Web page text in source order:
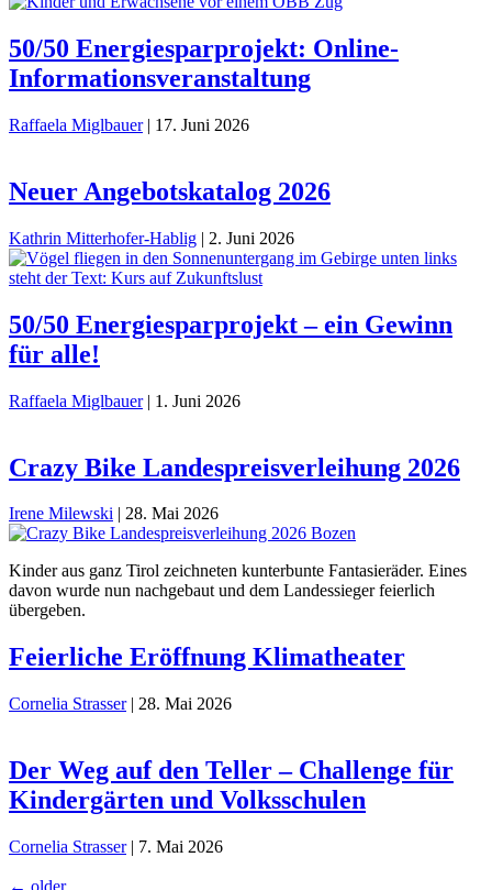
50/50 Energiesparprojekt: Online-
Informationsveranstaltung
Raffaela Miglbauer | 17. Juni 2026
Neuer Angebotskatalog 2026
Kathrin Mitterhofer-Hablig | 2. Juni 2026
50/50 Energiesparprojekt – ein Gewinn
für alle!
Raffaela Miglbauer | 1. Juni 2026
Crazy Bike Landespreisverleihung 2026
Irene Milewski 28. Mai 2026
Kinder aus ganz Tirol zeichneten kunterbunte Fantasieräder. Eines
davon wurde nun nachgebaut und dem Landessieger feierlich
übergeben.
Feierliche Eröffnung Klimatheater
Cornelia Strasser | 28. Mai 2026
Der Weg auf den Teller – Challenge für
Kindergärten und Volksschulen
Cornelia Strasser | 7. Mai 2026
← older